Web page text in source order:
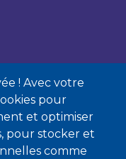
! Avec votre
pour
et optimiser
pour stocker et
comme